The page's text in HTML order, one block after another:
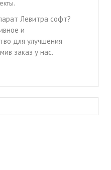
Левитра софт?
и
для улучшения
заказ у нас.